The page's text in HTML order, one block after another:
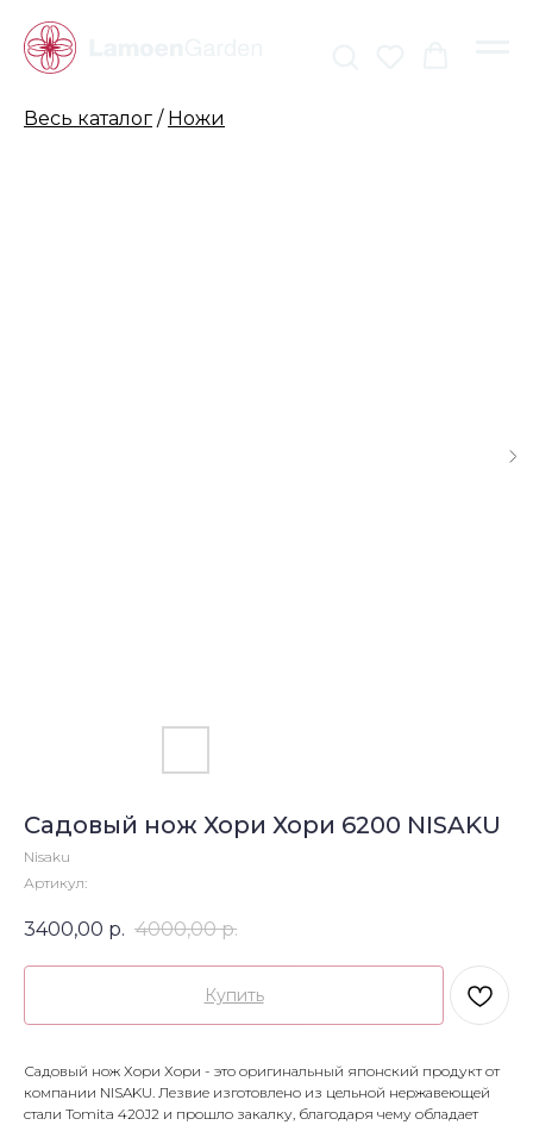
Весь каталог / Ножи
Садовый нож Хори Хори 6200 NISAKU
Nisaku
Артикул:
3400,00 р. 4000,00 р.
Купить
Садовый нож Хори Хори - это оригинальный японский продукт от
компании NISAKU. Лезвие изготовлено из цельной нержавеющей
стали Tomita 420J2 и прошло закалку, благодаря чему обладает